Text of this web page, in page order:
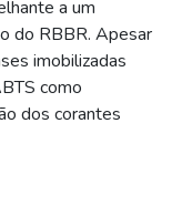
a um
do RBBR. Apesar
imobilizadas
como
dos corantes